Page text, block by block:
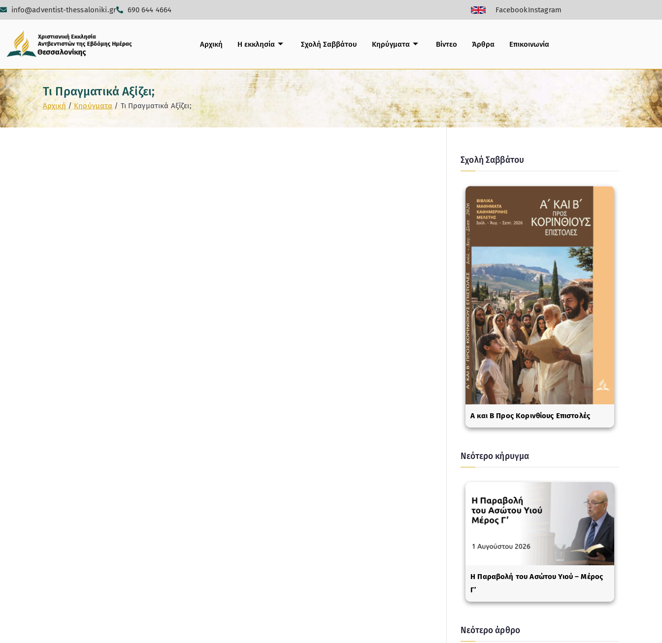
info@adventist-thessaloniki.gr 690 644 4664 FacebookInstagram
Αρχική Η εκκλησία Σχολή Σαββάτου Κηρύγματα Bίντεο Άρθρα Επικοινωνία
Τι Πραγματικά Αξίζει;
Αρχική Κηρύγματα Τι Πραγματικά Αξίζει;
Σχολή Σαββάτου
A και Β Προς Κορινθίους Επιστολές
Νεότερο κήρυγμα
Η Παραβολή του Ασώτου Υιού – Μέρος
Γ’
Νεότερο άρθρο